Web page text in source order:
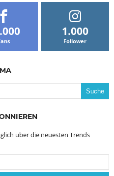
1.000
Follower
über die neuesten Trends